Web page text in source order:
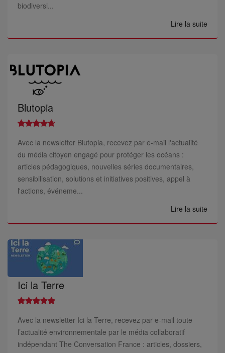
biodiversi...
Lire la suite
Blutopia
Avec la newsletter Blutopia, recevez par e-mail l'actualité
du média citoyen engagé pour protéger les océans :
articles pédagogiques, nouvelles séries documentaires,
sensibilisation, solutions et initiatives positives, appel à
l'actions, événeme...
Lire la suite
Ici la Terre
Avec la newsletter Ici la Terre, recevez par e-mail toute
l’actualité environnementale par le média collaboratif
indépendant The Conversation France : articles, dossiers,